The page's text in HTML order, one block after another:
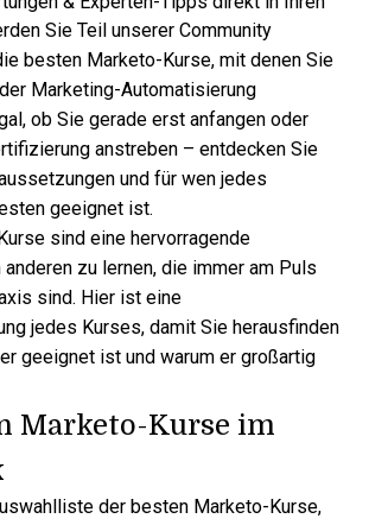
Sie Teil unserer Community
besten Marketo-Kurse, mit denen Sie
Marketing-Automatisierung
ob Sie gerade erst anfangen oder
anstreben – entdecken Sie
und für wen jedes
geeignet ist.
sind eine hervorragende
zu lernen, die immer am Puls
sind. Hier ist eine
jedes Kurses, damit Sie herausfinden
geeignet ist und warum er großartig
Marketo-Kurse im
der besten Marketo-Kurse,